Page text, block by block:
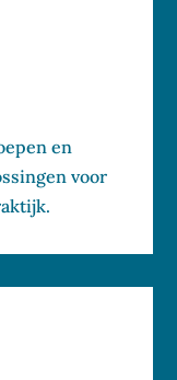
en
voor